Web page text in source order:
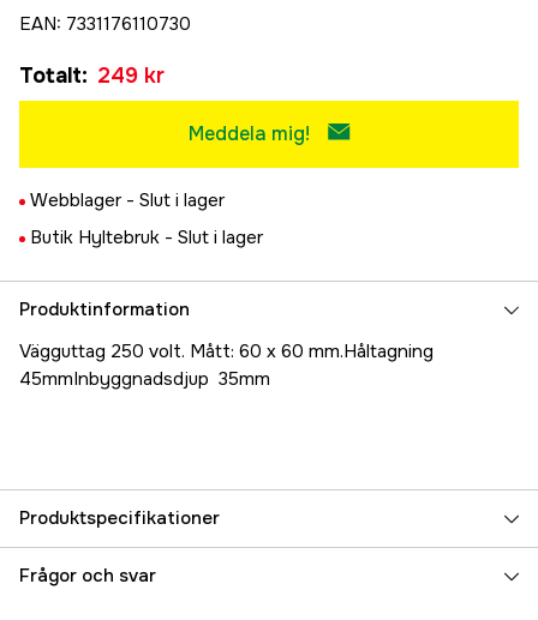
EAN: 7331176110730
Totalt: 249 kr
Meddela mig!
Webblager - Slut i lager
Butik Hyltebruk - Slut i lager
Produktinformation
Vägguttag 250 volt. Mått: 60 x 60 mm.Håltagning
45mmInbyggnadsdjup 35mm
Produktspecifikationer
Referensnummer 5000025839
Frågor och svar